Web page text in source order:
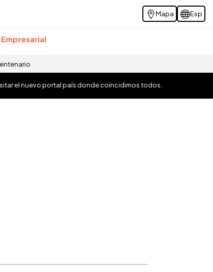
Mapa Esp
el nuevo portal país donde coincidimos todos.